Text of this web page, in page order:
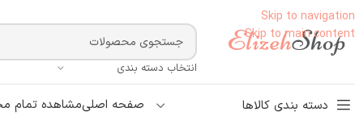
Skip to navigation
Skip to main content
انتخاب دسته بندی
دسته بندی کالاها صفحه اصلیمشاهده تمام